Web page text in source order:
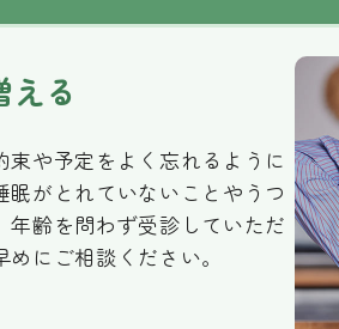
る
や予定をよく忘れるように
がとれていないことやうつ
齢を問わず受診していただ
にご相談ください。